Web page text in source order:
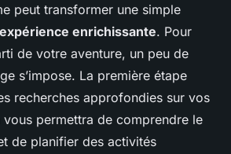
peut transformer une simple
expérience enrichissante. Pour
de votre aventure, un peu de
s’impose. La première étape
recherches approfondies sur vos
permettra de comprendre le
de planifier des activités